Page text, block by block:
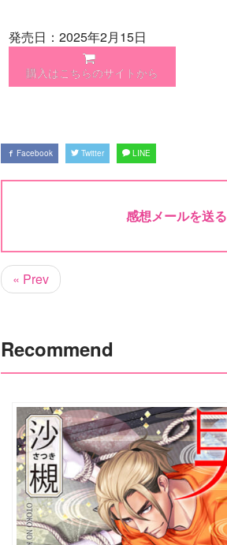
発売日：2025年2月15日
購入はこちらのサイトから
Facebook Twitter LINE
感想メールを送る
« Prev
Recommend